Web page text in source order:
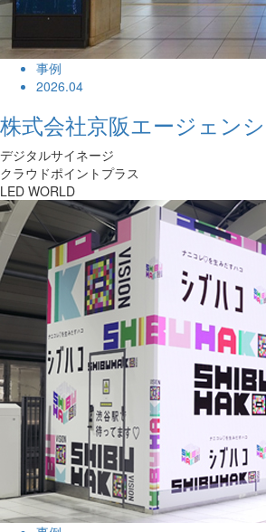
事例
2026.04
株式会社京阪エージェン
デジタルサイネージ
クラウドポイントプラス
LED WORLD